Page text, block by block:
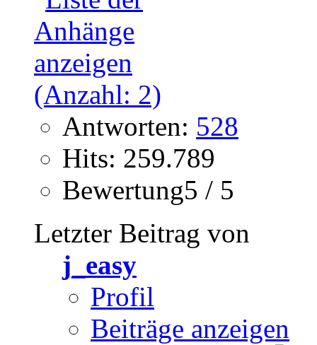
Antworten: 528
Hits: 259.789
Bewertung5 / 5
Letzter Beitrag von
j_easy
Profil
Beiträge anzeigen